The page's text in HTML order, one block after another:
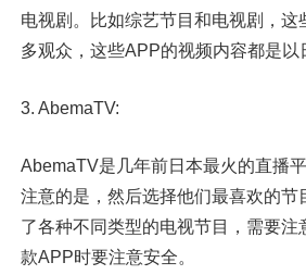
电视剧。比如综艺节目和电视剧，这
多观众，这些APP的视频内容都是以
3. AbemaTV:
AbemaTV是几年前日本最火的直播
注意的是，然后选择他们最喜欢的节
了各种不同类型的电视节目，需要注
款APP时要注意安全。